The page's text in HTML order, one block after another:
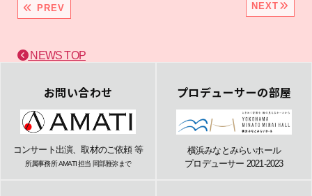
PREV NEXT
NEWS TOP
お問い合わせ
コンサート出演、取材のご依頼 等
所属事務所 AMATI 担当 岡部雅弥まで
プロデューサーの部屋
横浜みなとみらいホール
プロデューサー 2021-2023